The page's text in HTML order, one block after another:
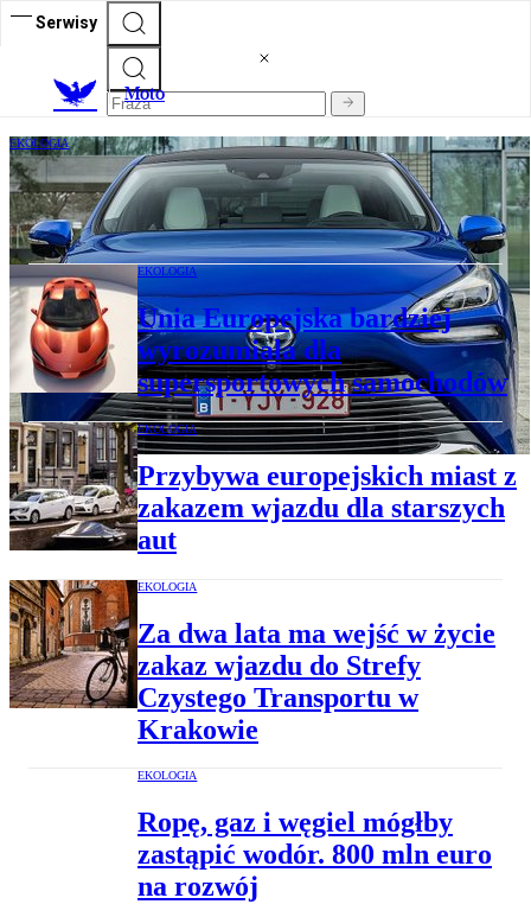
Serwisy
Moto
EKOLOGIA
Toyota i inni japońscy producenci
rozpoczynają prace nad bioetanolem
EKOLOGIA
Unia Europejska bardziej
wyrozumiała dla
supersportowych samochodów
EKOLOGIA
Przybywa europejskich miast z
zakazem wjazdu dla starszych
aut
EKOLOGIA
Za dwa lata ma wejść w życie
zakaz wjazdu do Strefy
Czystego Transportu w
Krakowie
EKOLOGIA
Ropę, gaz i węgiel mógłby
zastąpić wodór. 800 mln euro
na rozwój